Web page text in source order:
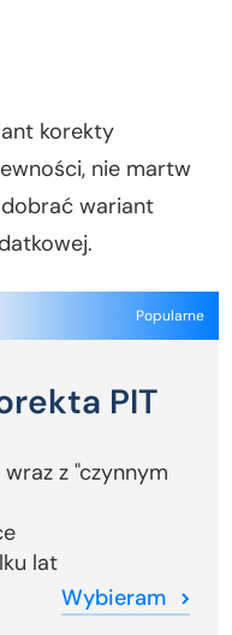
korekty
nie martw
wariant
Popularne
PIT
wraz z "czynnym
lat
Wybieram